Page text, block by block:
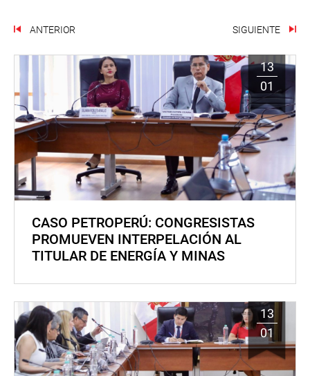
ANTERIOR SIGUIENTE
13
01
CASO PETROPERÚ: CONGRESISTAS
PROMUEVEN INTERPELACIÓN AL
TITULAR DE ENERGÍA Y MINAS
13
01